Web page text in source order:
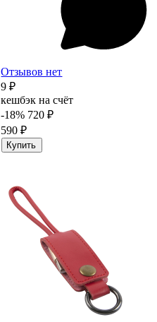
Отзывов нет
9 ₽
кешбэк на счёт
-18% 720 ₽
590 ₽
Купить